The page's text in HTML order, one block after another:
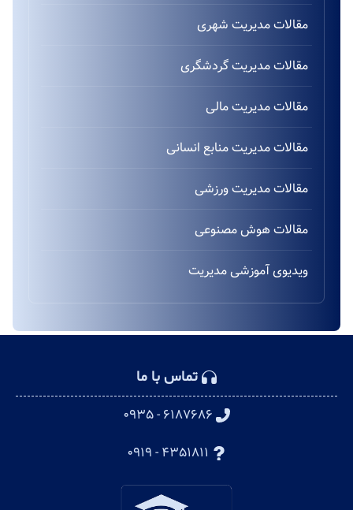
مقالات مدیریت شهری
مقالات مدیریت گردشگری
مقالات مدیریت مالی
مقالات مدیریت منابع انسانی
مقالات مدیریت ورزشی
مقالات هوش مصنوعی
ویدیوی آموزشی مدیریت
تماس با ما
۶۱۸۷۶۸۶ - ۰۹۳۵